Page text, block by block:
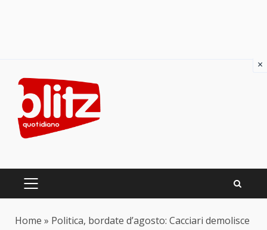
content
PRIMARY
Home » Politica, bordate d’agosto: Cacciari demolisce
×